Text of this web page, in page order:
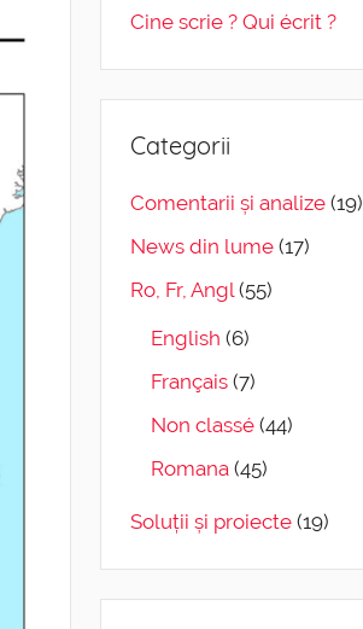
Cine scrie ? Qui écrit ?
Categorii
Comentarii și analize(19)
News din lume(17)
Ro, Fr, Angl (55)
English (6)
Français(7)
Non classé(44)
Romana(45)
Soluții și proiecte(19)